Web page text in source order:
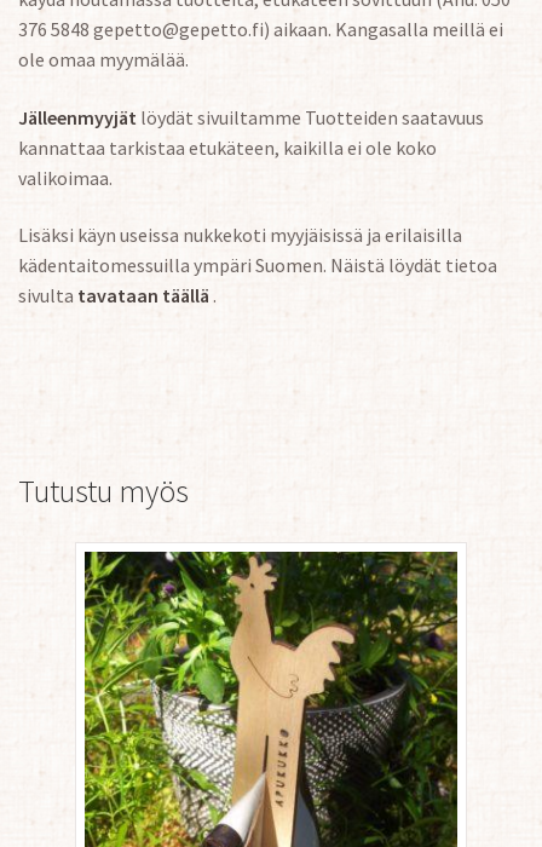
376 5848 gepetto@gepetto.fi) aikaan. Kangasalla meillä ei
ole omaa myymälää.
Jälleenmyyjät löydät sivuiltamme Tuotteiden saatavuus
kannattaa tarkistaa etukäteen, kaikilla ei ole koko
valikoimaa.
Lisäksi käyn useissa nukkekoti myyjäisissä ja erilaisilla
kädentaitomessuilla ympäri Suomen. Näistä löydät tietoa
sivulta tavataan täällä .
Tutustu myös